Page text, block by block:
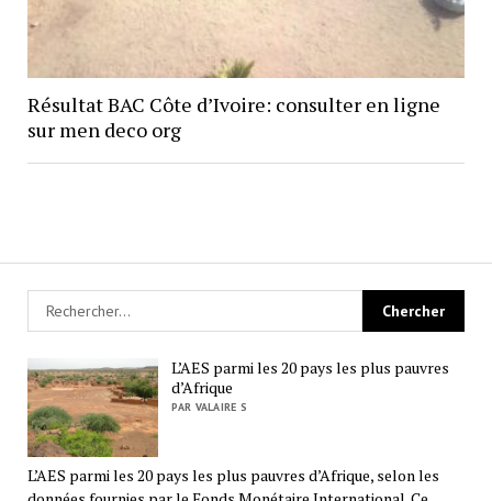
Résultat BAC Côte d’Ivoire: consulter en ligne
sur men deco org
L’AES parmi les 20 pays les plus pauvres
d’Afrique
PAR VALAIRE S
L’AES parmi les 20 pays les plus pauvres d’Afrique, selon les